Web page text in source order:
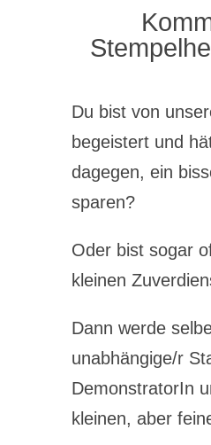
Du bist von
begeistert und
dagegen, ein
sparen?
Oder bist sogar
kleinen
Dann werde
unabhängige/r
DemonstratorIn
kleinen, aber